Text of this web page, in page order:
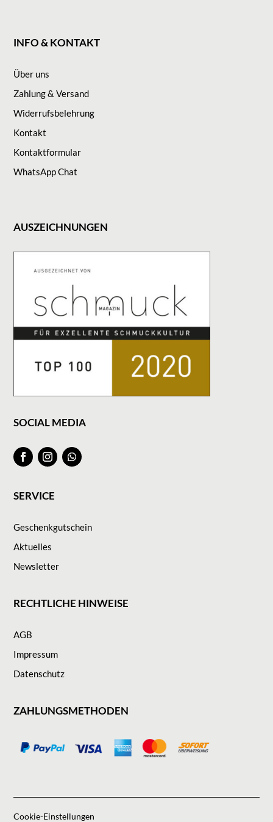
INFO & KONTAKT
Über uns
Zahlung & Versand
Widerrufsbelehrung
Kontakt
Kontaktformular
WhatsApp Chat
AUSZEICHNUNGEN
SOCIAL MEDIA
SERVICE
Geschenkgutschein
Aktuelles
Newsletter
RECHTLICHE HINWEISE
AGB
Impressum
Datenschutz
ZAHLUNGSMETHODEN
Cookie-Einstellungen